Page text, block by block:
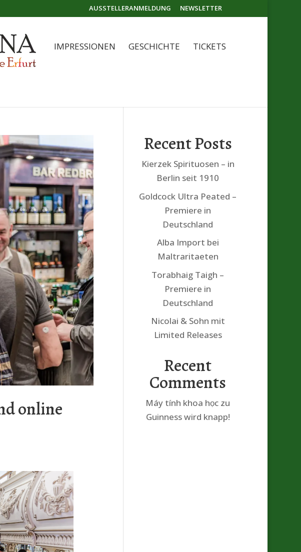
AUSSTELLERANMELDUNG NEWSLETTER
IMPRESSIONEN GESCHICHTE TICKETS
online
Recent Posts
Kierzek Spirituosen – in
Berlin seit 1910
Goldcock Ultra Peated –
Premiere in
Deutschland
Alba Import bei
Maltraritaeten
Torabhaig Taigh –
Premiere in
Deutschland
Nicolai & Sohn mit
Limited Releases
Recent
Comments
Máy tính khoa học zu
Guinness wird knapp!